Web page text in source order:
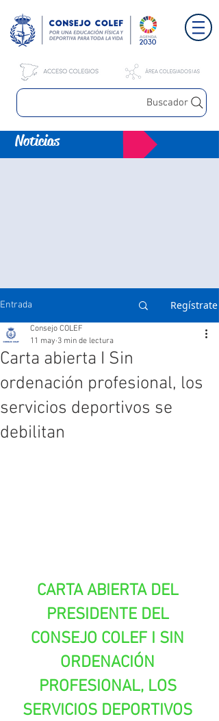
Buscador
Noticias
Entrada Regístrate
Carta abierta I Sin
ordenación profesional, los
servicios deportivos se
debilitan
Consejo COLEF
11 may 3 min de lectura
CARTA ABIERTA DEL
PRESIDENTE DEL
CONSEJO COLEF I SIN
ORDENACIÓN
PROFESIONAL, LOS
SERVICIOS DEPORTIVOS